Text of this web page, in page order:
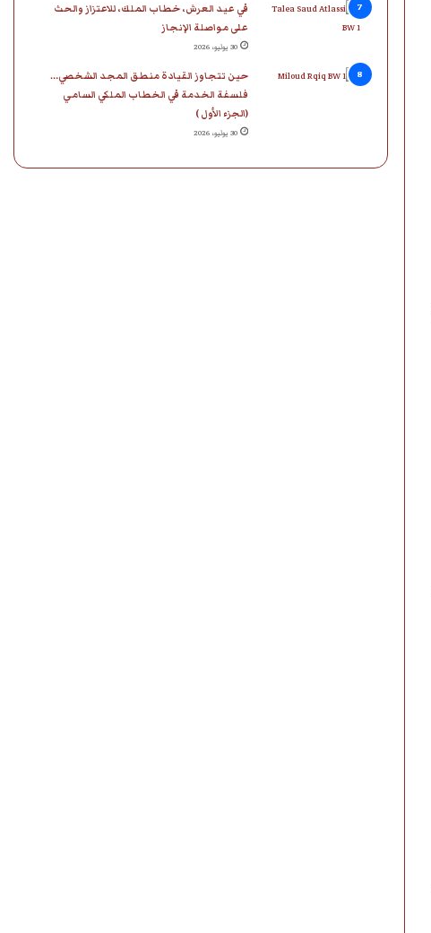
في عيد العرش، خطاب الملك، للاعتزاز والحث
على مواصلة الإنجاز
30 يوليو، 2026
حين تتجاوز القيادة منطق المجد الشخصي…
فلسفة الخدمة في الخطاب الملكي السامي
(الجزء الأول )
30 يوليو، 2026